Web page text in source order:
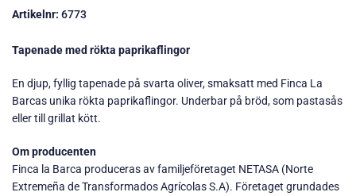
Artikelnr: 6773
Tapenade med rökta paprikaflingor
En djup, fyllig tapenade på svarta oliver, smaksatt med Finca La
Barcas unika rökta paprikaflingor. Underbar på bröd, som pastasås
eller till grillat kött.
Om producenten
Finca la Barca produceras av familjeföretaget NETASA (Norte
Extremeña de Transformados Agrícolas S.A). Företaget grundades